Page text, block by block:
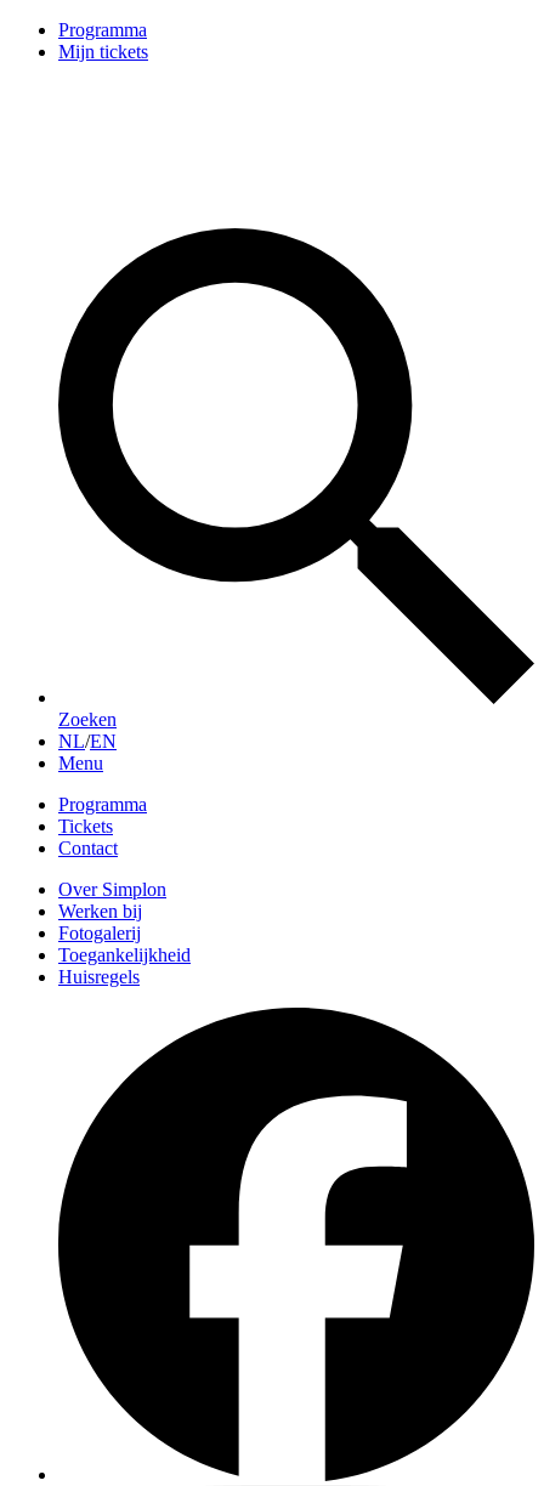
Programma
Mijn tickets
Zoeken
NL/EN
Menu
Programma
Tickets
Contact
Over Simplon
Werken bij
Fotogalerij
Toegankelijkheid
Huisregels